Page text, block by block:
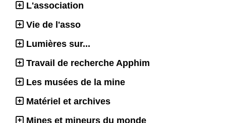
L'association
Vie de l'asso
Lumières sur...
Travail de recherche Apphim
Les musées de la mine
Matériel et archives
Mines et mineurs du monde